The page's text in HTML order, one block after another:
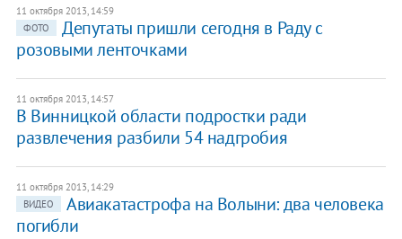
11 октября 2013, 14:59
ФОТО
Депутаты пришли сегодня в Раду с
розовыми ленточками
11 октября 2013, 14:57
В Винницкой области подростки ради
развлечения разбили 54 надгробия
11 октября 2013, 14:29
ВИДЕО
Авиакатастрофа на Волыни: два человека
погибли